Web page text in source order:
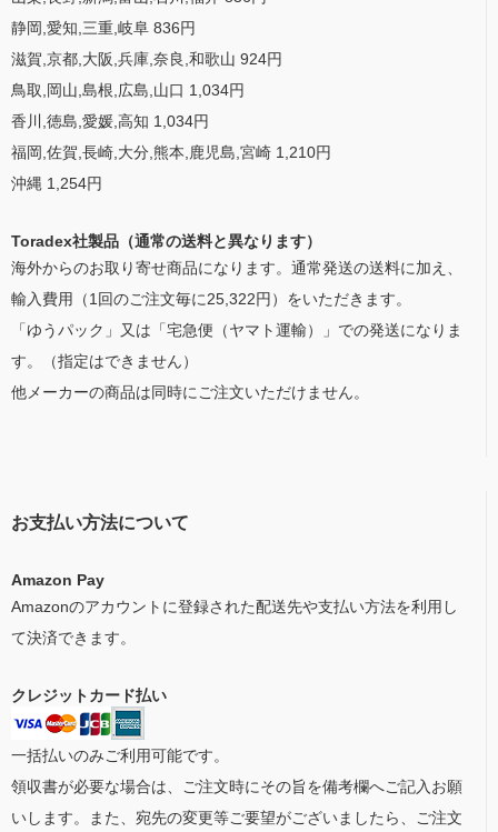
静岡,愛知,三重,岐阜 836円
滋賀,京都,大阪,兵庫,奈良,和歌山 924円
鳥取,岡山,島根,広島,山口 1,034円
香川,徳島,愛媛,高知 1,034円
福岡,佐賀,長崎,大分,熊本,鹿児島,宮崎 1,210円
沖縄 1,254円
Toradex社製品（通常の送料と異なります）
海外からのお取り寄せ商品になります。通常発送の送料に加え、
輸入費用（1回のご注文毎に25,322円）をいただきます。
「ゆうパック」又は「宅急便（ヤマト運輸）」での発送になりま
す。（指定はできません）
他メーカーの商品は同時にご注文いただけません。
お支払い方法について
Amazon Pay
Amazonのアカウントに登録された配送先や支払い方法を利用し
て決済できます。
クレジットカード払い
一括払いのみご利用可能です。
領収書が必要な場合は、ご注文時にその旨を備考欄へご記入お願
いします。また、宛先の変更等ご要望がございましたら、ご注文